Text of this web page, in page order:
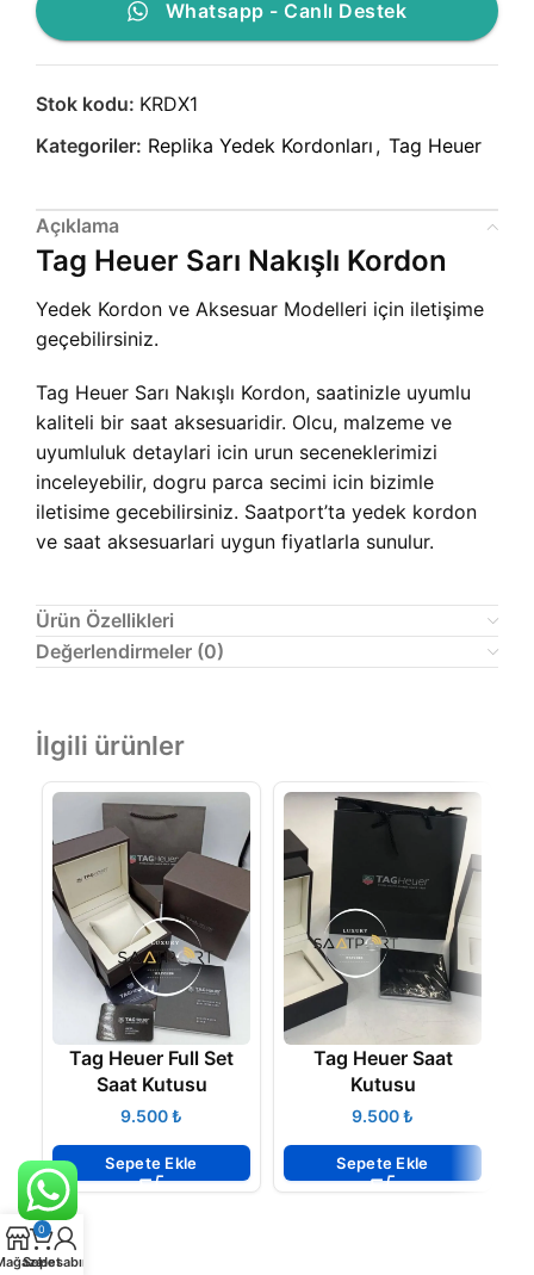
Whatsapp - Canlı Destek
Stok kodu: KRDX1
Kategoriler: Replika Yedek Kordonları , Tag Heuer
Açıklama
Tag Heuer Sarı Nakışlı Kordon
Yedek Kordon ve Aksesuar Modelleri için iletişime
geçebilirsiniz.
Tag Heuer Sarı Nakışlı Kordon, saatinizle uyumlu
kaliteli bir saat aksesuaridir. Olcu, malzeme ve
uyumluluk detaylari icin urun seceneklerimizi
inceleyebilir, dogru parca secimi icin bizimle
iletisime gecebilirsiniz. Saatport’ta yedek kordon
ve saat aksesuarlari uygun fiyatlarla sunulur.
Ürün Özellikleri
Değerlendirmeler (0)
İlgili ürünler
Tag Heuer Full Set
Saat Kutusu
₺
Sepete Ekle
Tag Heuer Saat
Kutusu
₺
Sepete Ekle
0
Sepet
Hesabım